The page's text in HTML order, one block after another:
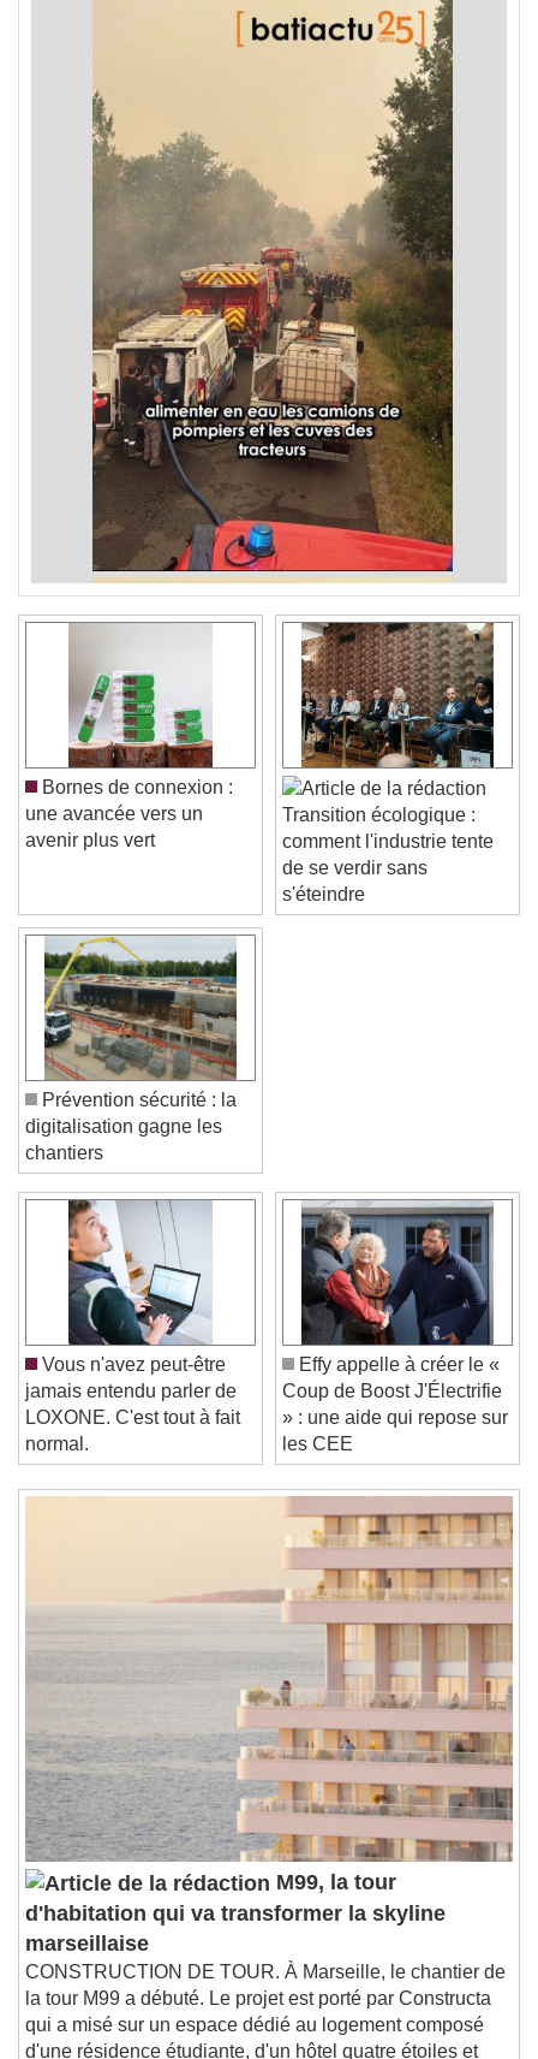
Video Player is loading.
Play Video
Play
Skip Backward
Skip Forward
Unmute
Current Time0:00
/
Duration-:-
Seek to live, currently behind liveLIVE
Chapters
Descriptions
descriptions off, selected
Subtitles
subtitles settings, opens subtitles
settings dialog
subtitles off, selected
Audio Track
Picture-in-Picture
Fullscreen
This is a modal window.
Beginning of dialog window. Escape will cancel
and close the window.
Text
Bornes de connexion :
une avancée vers un
Transition écologique :
comment l'industrie tente
de se verdir sans
s'éteindre
Prévention sécurité : la
digitalisation gagne les
chantiers
Vous n'avez peut-être
jamais entendu parler de
LOXONE. C'est tout à fait
normal.
Effy appelle à créer le «
Coup de Boost J'Électrifie
» : une aide qui repose sur
les CEE
M99, la tour
d'habitation qui va transformer la skyline
marseillaise
CONSTRUCTION DE TOUR. À Marseille, le chantier de
la tour M99 a débuté. Le projet est porté par Constructa
qui a misé sur un espace dédié au logement composé